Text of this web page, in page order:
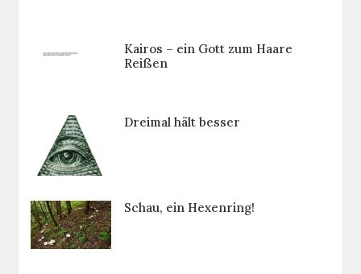
Kairos – ein Gott zum Haare
Reißen
Dreimal hält besser
Schau, ein Hexenring!